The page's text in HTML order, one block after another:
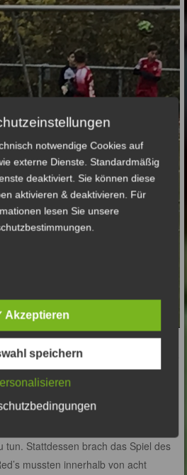
Minute seinen dritten Treffer heute
es kontrolliert herunterspielen
anderen Konter zu warten um
tun. Stattdessen brach das Spiel des
mussten innerhalb von acht
notwendige Cookies auf
externe Dienste. Standardmäßig
deaktiviert. Sie können diese
aktivieren & deaktivieren. Für
lesen Sie unsere
Akzeptieren
speichern